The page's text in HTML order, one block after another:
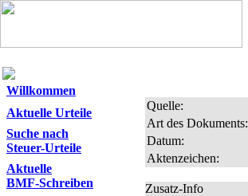
Willkommen
Aktuelle Urteile
Suche nach
Steuer-Urteile
Aktuelle
BMF-Schreiben
Quelle:
Art des Dokuments:
Datum:
Aktenzeichen:
Zusatz-Info